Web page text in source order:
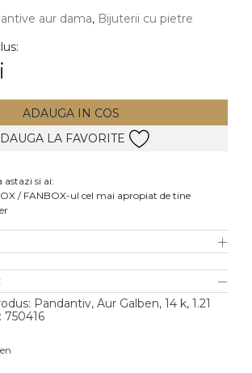
aur dama, Bijuterii cu pietre
ADAUGA IN COS
LA FAVORITE
astazi si ai:
/ FANBOX-ul cel mai apropiat de tine
Pandantiv, Aur Galben, 14 k, 1.21
750416